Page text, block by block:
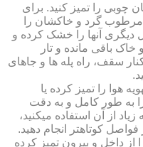
چوبی را تمیز کنید. برای
مرطوب گرد و خاک‏شان را
دیگری آنها را خشک کرده و
باقی مانده و تار
سقف، راه پله‏ ها و جاهای
هوا را تمیز کرده یا
به طور کامل و به دقت
از آن استفاده می‏کنید،
کوتاه‏تر انجام دهید.
داخل و بیرون تمیز کرده